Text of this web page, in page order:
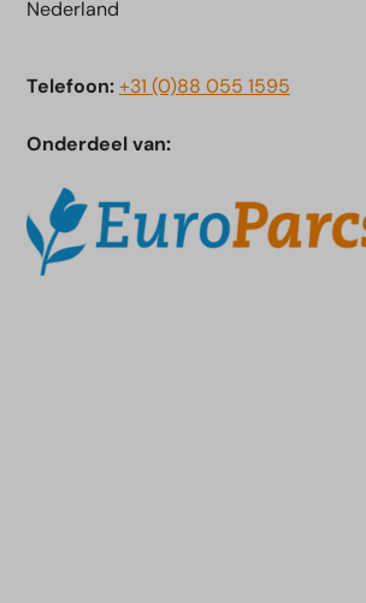
Nederland
Telefoon:+31 (0)88 055 1595
Onderdeel van: